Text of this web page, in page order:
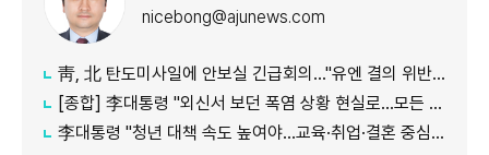
nicebong@ajunews.com
靑, 北 탄도미사일에 안보실 긴급회의…"유엔 결의 위반, 즉각 중단 촉구"
[종합] 李대통령 "외신서 보던 폭염 상황 현실로…모든 행정력 총동원하라"
李대통령 "청년 대책 속도 높여야…교육·취업·결혼 중심 정책 재편"